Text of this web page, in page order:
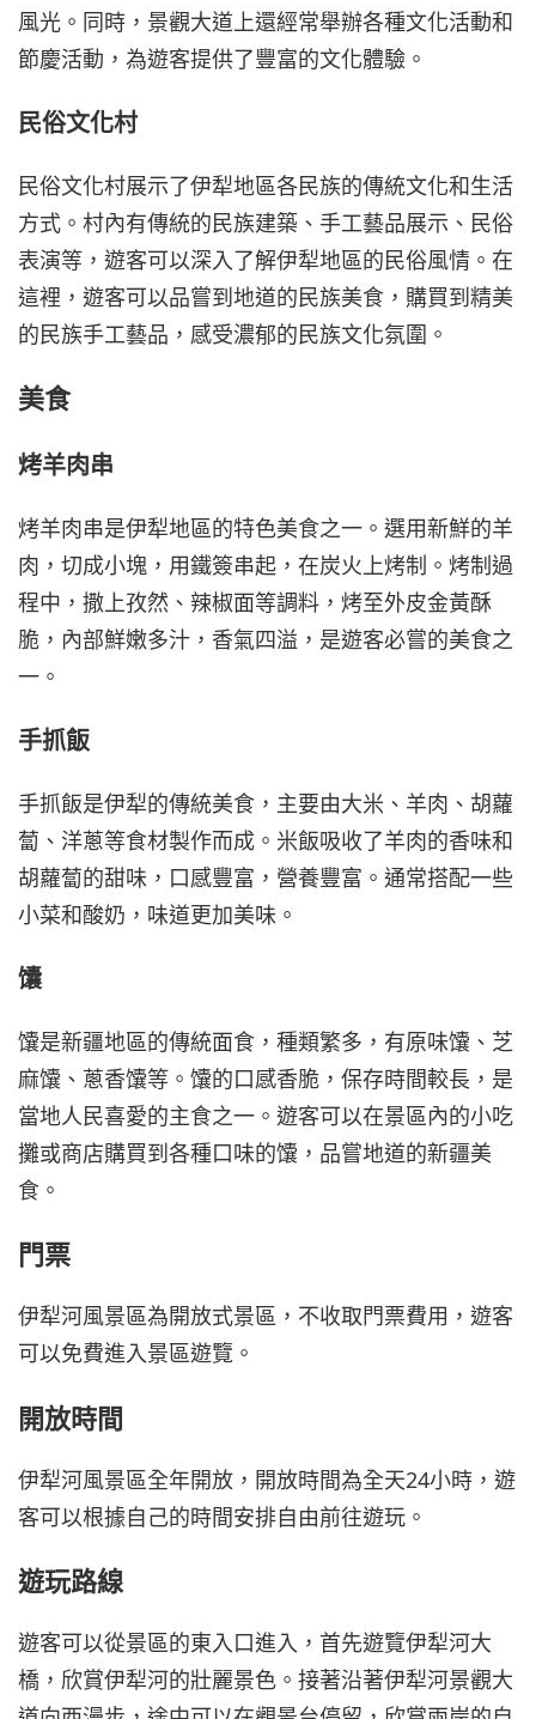
風光。同時，景觀大道上還經常舉辦各種文化活動和
節慶活動，為遊客提供了豐富的文化體驗。
民俗文化村
民俗文化村展示了伊犁地區各民族的傳統文化和生活
方式。村內有傳統的民族建築、手工藝品展示、民俗
表演等，遊客可以深入了解伊犁地區的民俗風情。在
這裡，遊客可以品嘗到地道的民族美食，購買到精美
的民族手工藝品，感受濃郁的民族文化氛圍。
美食
烤羊肉串
烤羊肉串是伊犁地區的特色美食之一。選用新鮮的羊
肉，切成小塊，用鐵簽串起，在炭火上烤制。烤制過
程中，撒上孜然、辣椒面等調料，烤至外皮金黃酥
脆，內部鮮嫩多汁，香氣四溢，是遊客必嘗的美食之
一。
手抓飯
手抓飯是伊犁的傳統美食，主要由大米、羊肉、胡蘿
蔔、洋蔥等食材製作而成。米飯吸收了羊肉的香味和
胡蘿蔔的甜味，口感豐富，營養豐富。通常搭配一些
小菜和酸奶，味道更加美味。
馕
馕是新疆地區的傳統面食，種類繁多，有原味馕、芝
麻馕、蔥香馕等。馕的口感香脆，保存時間較長，是
當地人民喜愛的主食之一。遊客可以在景區內的小吃
攤或商店購買到各種口味的馕，品嘗地道的新疆美
食。
門票
伊犁河風景區為開放式景區，不收取門票費用，遊客
可以免費進入景區遊覽。
開放時間
伊犁河風景區全年開放，開放時間為全天24小時，遊
客可以根據自己的時間安排自由前往遊玩。
遊玩路線
遊客可以從景區的東入口進入，首先遊覽伊犁河大
橋，欣賞伊犁河的壯麗景色。接著沿著伊犁河景觀大